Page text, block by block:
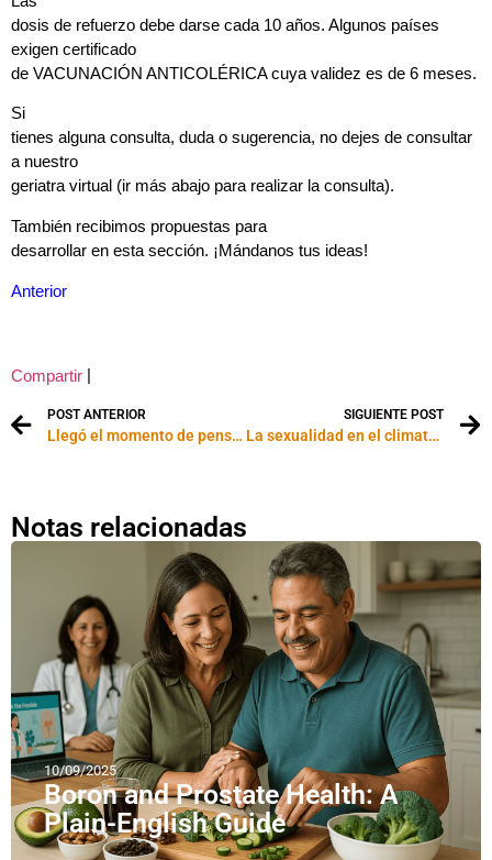
dosis de refuerzo debe darse cada 10 años. Algunos países
exigen certificado
de VACUNACIÓN ANTICOLÉRICA cuya validez es de 6 meses.
Si
tienes alguna consulta, duda o sugerencia, no dejes de consultar
a nuestro
geriatra virtual (ir más abajo para realizar la consulta).
También recibimos propuestas para
desarrollar en esta sección. ¡Mándanos tus ideas!
Anterior
Compartir |
POST ANTERIOR
Llegó el momento de pensar en las vacunas.
SIGUIENTE POST
La sexualidad en el climaterio femenino
Notas relacionadas
10/09/2025
Boron and Prostate Health: A
Plain-English Guide